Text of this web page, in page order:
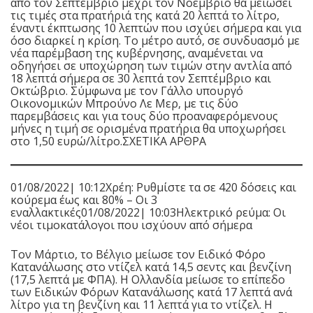
τις τιμές στα πρατήριά της κατά 20 λεπτά το λίτρο,
έναντι έκπτωσης 10 λεπτών που ισχύει σήμερα και για
όσο διαρκεί η κρίση. Το μέτρο αυτό, σε συνδυασμό με
νέα παρέμβαση της κυβέρνησης, αναμένεται να
οδηγήσει σε υποχώρηση των τιμών στην αντλία από
18 λεπτά σήμερα σε 30 λεπτά τον Σεπτέμβριο και
Οκτώβριο. Σύμφωνα με τον Γάλλο υπουργό
Οικονομικών Μπρούνο Λε Μερ, με τις δύο
παρεμβάσεις και για τους δύο προαναφερόμενους
μήνες η τιμή σε ορισμένα πρατήρια θα υποχωρήσει
στο 1,50 ευρώ/λίτρο.ΣΧΕΤΙΚΑ ΑΡΘΡΑ
01/08/2022| 10:12Χρέη: Ρυθμίστε τα σε 420 δόσεις και
κούρεμα έως και 80% – Οι 3
εναλλακτικές01/08/2022| 10:03Ηλεκτρικό ρεύμα: Οι
νέοι τιμοκατάλογοι που ισχύουν από σήμερα
Τον Μάρτιο, το Βέλγιο μείωσε τον Ειδικό Φόρο
Κατανάλωσης στο ντίζελ κατά 14,5 σεντς και βενζίνη
(17,5 λεπτά με ΦΠΑ). Η Ολλανδία μείωσε το επίπεδο
των Ειδικών Φόρων Κατανάλωσης κατά 17 λεπτά ανά
λίτρο για τη βενζίνη και 11 λεπτά για το ντίζελ. Η